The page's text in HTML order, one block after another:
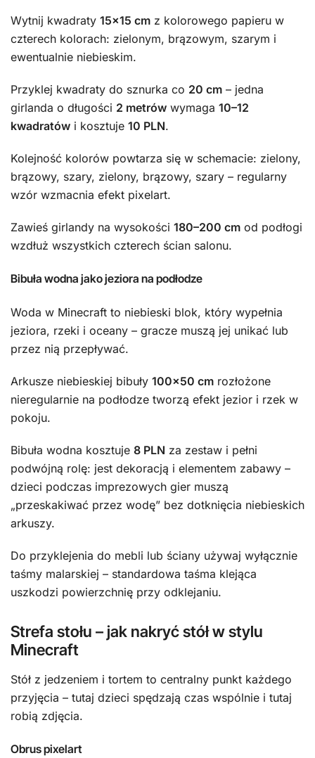
Wytnij kwadraty 15×15 cm z kolorowego papieru w
czterech kolorach: zielonym, brązowym, szarym i
ewentualnie niebieskim.
Przyklej kwadraty do sznurka co 20 cm – jedna
girlanda o długości 2 metrów wymaga 10–12
kwadratów i kosztuje 10 PLN.
Kolejność kolorów powtarza się w schemacie: zielony,
brązowy, szary, zielony, brązowy, szary – regularny
wzór wzmacnia efekt pixelart.
Zawieś girlandy na wysokości 180–200 cm od podłogi
wzdłuż wszystkich czterech ścian salonu.
Bibuła wodna jako jeziora na podłodze
Woda w Minecraft to niebieski blok, który wypełnia
jeziora, rzeki i oceany – gracze muszą jej unikać lub
przez nią przepływać.
Arkusze niebieskiej bibuły 100×50 cm rozłożone
nieregularnie na podłodze tworzą efekt jezior i rzek w
pokoju.
Bibuła wodna kosztuje 8 PLN za zestaw i pełni
podwójną rolę: jest dekoracją i elementem zabawy –
dzieci podczas imprezowych gier muszą
„przeskakiwać przez wodę” bez dotknięcia niebieskich
arkuszy.
Do przyklejenia do mebli lub ściany używaj wyłącznie
taśmy malarskiej – standardowa taśma klejąca
uszkodzi powierzchnię przy odklejaniu.
Strefa stołu – jak nakryć stół w stylu
Minecraft
Stół z jedzeniem i tortem to centralny punkt każdego
przyjęcia – tutaj dzieci spędzają czas wspólnie i tutaj
robią zdjęcia.
Obrus pixelart